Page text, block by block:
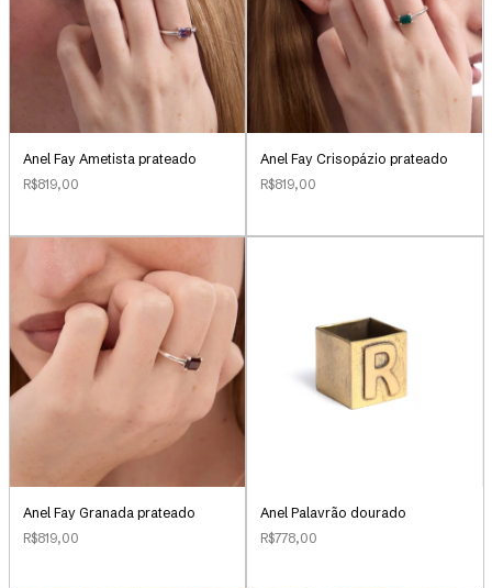
Anel Fay Ametista prateado
R$819,00
Anel Fay Crisopázio prateado
R$819,00
Anel Fay Granada prateado
R$819,00
Anel Palavrão dourado
R$778,00